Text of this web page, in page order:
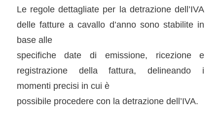
Le regole dettagliate per la detrazione dell’IVA
delle fatture a cavallo d’anno sono stabilite in
base alle
specifiche date di emissione, ricezione e
registrazione della fattura, delineando i
momenti precisi in cui è
possibile procedere con la detrazione dell’IVA.